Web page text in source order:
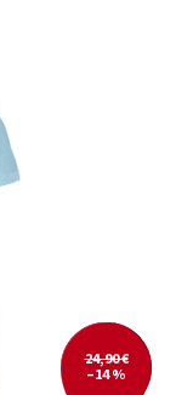
24,90 €
–14 %